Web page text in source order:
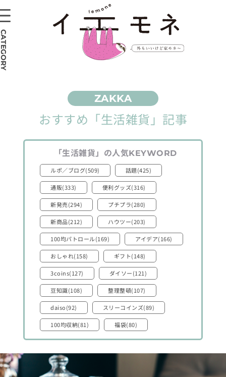
おすすめ 「生活雑貨」 記事
「生活雑貨」 の人気KEYWORD
ルポ／ブログ(509) 話題(425)
通販(333) 便利グッズ(316)
新発売(294) プチプラ(280)
新商品(212) ハウツー(203)
100均パトロール(169) アイデア(166)
おしゃれ(158) ギフト(148)
3coins(127) ダイソー(121)
豆知識(108) 整理整頓(107)
daiso(92) スリーコインズ(89)
100均収納(81) 福袋(80)